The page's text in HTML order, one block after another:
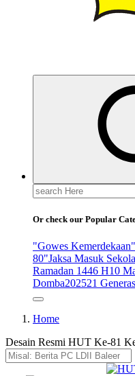
Search
for:
Or check our Popular
"Gowes
80"Jaksa Masuk
Ramadan 1446 H10
Domba202521
Home
Desain Resmi HUT Ke-81